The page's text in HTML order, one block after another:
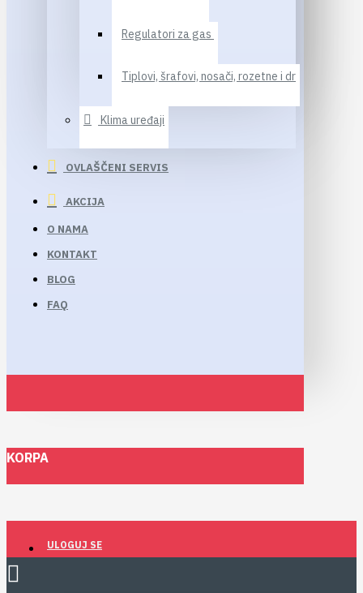
Regulatori za gas
Tiplovi, šrafovi, nosači, rozetne i dr
Klima uređaji
OVLAŠČENI SERVIS
AKCIJA
O NAMA
KONTAKT
BLOG
FAQ
KORPA
ULOGUJ SE